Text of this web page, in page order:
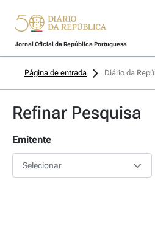
Jornal Oficial da República Portuguesa
Página de entrada Diário da
Refinar Pesquisa
Emitente
Selecionar